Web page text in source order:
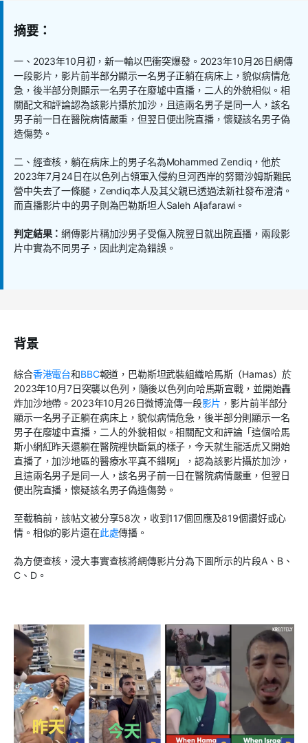
摘要：
一、 2023年10月初，新一輪以巴衝突爆發。 2023年10月26日網傳
一段影片，影片前半部分顯示一名男子正躺在病床上，貌似病情危
急，後半部分則顯示一名男子在廢墟中直播，二人的外貌相似。相
關配文和評論認為該影片攝於加沙，且這兩名男子是同一人，該名
男子前一日在醫院病情嚴重，但翌日便出院直播，懷疑該名男子偽
造傷勢。
二、經查核，躺在病床上的男子名為Mohammed Zendiq ，他於
2023年7月24日在以色列占領軍入侵約旦河西岸的努爾沙姆斯難民
營中失去了一條腿， Zendiq本人及其父親已透過法新社發布澄清。
而直播影片中的男子則為巴勒斯坦人Saleh Aljafarawi 。
判定結果：網傳影片稱加沙男子受傷入院翌日就出院直播，兩段影
片中實為不同男子，因此判定為錯誤。
背景
綜合香港電台和BBC報道，巴勒斯坦武裝組織哈馬斯（Hamas）於
2023年10月7日突襲以色列，隨後以色列向哈馬斯宣戰，並開始轟
炸加沙地帶。 2023年10月26日微博流傳一段影片 ，影片前半部分
顯示一名男子正躺在病床上，貌似病情危急，後半部分則顯示一名
男子在廢墟中直播，二人的外貌相似。相關配文和評論「這個哈馬
斯小網紅昨天還躺在醫院裡快斷氣的樣子，今天就生龍活虎又開始
直播了，加沙地區的醫療水平真不錯啊」，認為該影片攝於加沙，
且這兩名男子是同一人，該名男子前一日在醫院病情嚴重，但翌日
便出院直播，懷疑該名男子偽造傷勢。
至截稿前，該帖文被分享58次，收到117個回應及819個讚好或心
情。相似的影片還在此處傳播。
為方便查核，浸大事實查核將網傳影片分為下圖所示的片段A、 B、
C、 D。